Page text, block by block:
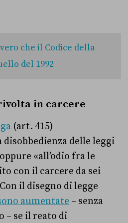
che il Codice della
del 1992
in carcere
(art. 415)
delle leggi
«all’odio fra le
con il carcere da sei
il disegno di legge
aumentate – senza
– se il reato di